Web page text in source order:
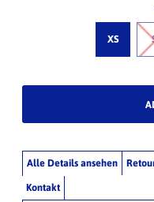
XS
Alle Details ansehen
Kontakt